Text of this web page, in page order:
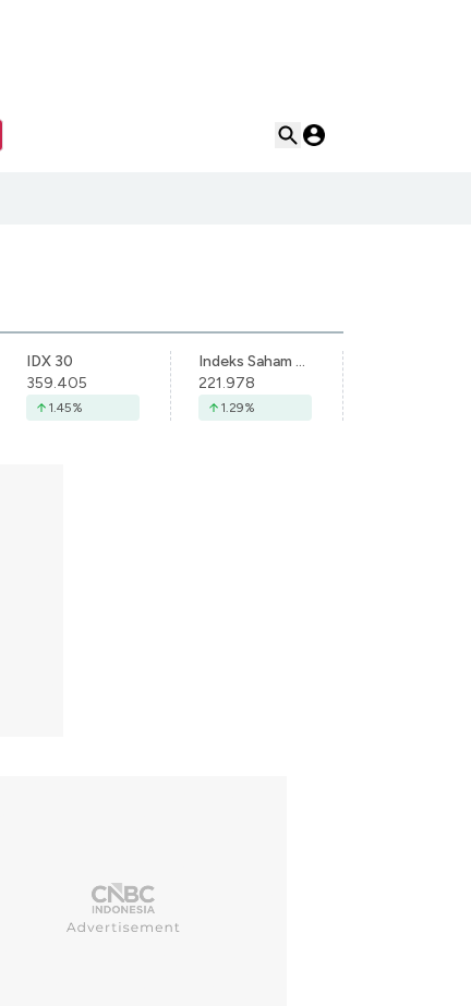
IDX 30
359.405
1.45%
Indeks Saham Syariah Indonesia
221.978
1.29%